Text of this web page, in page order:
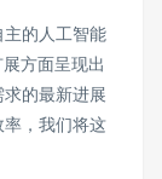
的人工智能
方面呈现出
的最新进展
，我们将这